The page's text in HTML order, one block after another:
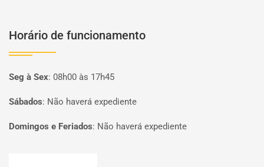
Horário de funcionamento
Seg à Sex: 08h00 às 17h45
Sábados: Não haverá expediente
Domingos e Feriados: Não haverá expediente